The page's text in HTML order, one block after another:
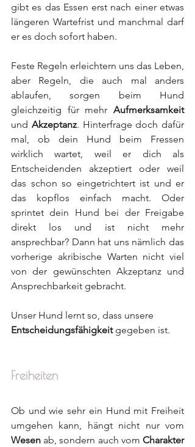
gibt es das Essen erst nach einer etwas
längeren Wartefrist und manchmal darf
er es doch sofort haben.
Feste Regeln erleichtern uns das Leben,
aber Regeln, die auch mal anders
ablaufen, sorgen beim Hund
gleichzeitig für mehr
Aufmerksamkeit
und Akzeptanz. Hinterfrage doch dafür
mal, ob dein Hund beim Fressen
wirklich wartet, weil er dich als
Entscheidenden akzeptiert oder weil
das schon so eingetrichtert ist und er
das kopflos einfach macht. Oder
sprintet dein Hund bei der Freigabe
direkt los und ist nicht mehr
ansprechbar? Dann hat uns nämlich das
vorherige akribische Warten nicht viel
von der gewünschten Akzeptanz und
Ansprechbarkeit gebracht.
Unser Hund lernt so, dass unsere
Entscheidungsfähigkeit gegeben ist.
Freiheiten
Ob und wie sehr ein Hund mit Freiheit
Wesen ab, sondern auch vom
Charakter